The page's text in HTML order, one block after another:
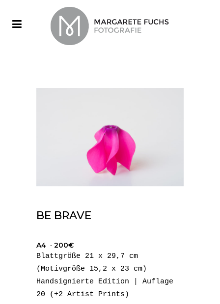
BE BRAVE
A4 · 200€
Blattgröße 21 x 29,7 cm
(Motivgröße 15,2 x 23 cm)
Handsignierte Edition | Auflage
20 (+2 Artist Prints)